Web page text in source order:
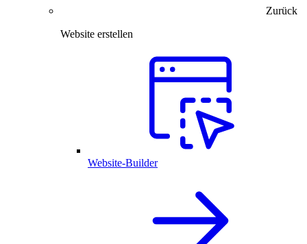
Zurück
Website erstellen
Website-Builder